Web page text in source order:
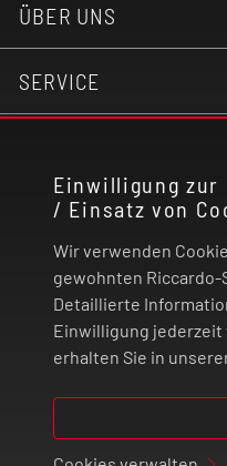
Einwilligung zur
/ Einsatz von
Wir verwenden
gewohnten Riccardo-
Detaillierte
Einwilligung
erhalten Sie in
ÜBER UNS
SERVICE
RECHTLICHES
ZAHLUNG UND
© 2026 |